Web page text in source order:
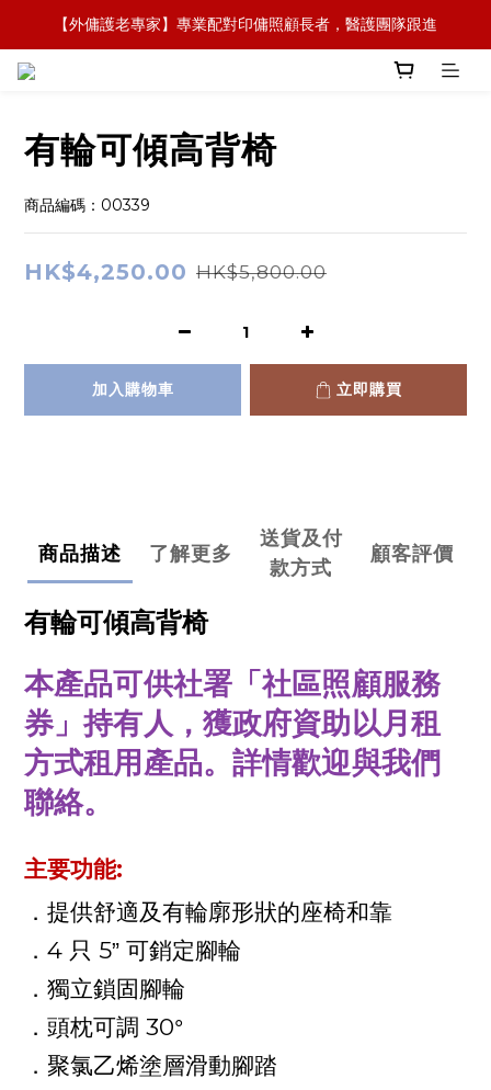
【全新概念】長者護理復康用品，可租可買，彈性選擇
【外傭護老專家】專業配對印傭照顧長者，醫護團隊跟進
【政府資助】善用社區照顧服務券，上門服務及租用產品
有輪可傾高背椅
商品編碼：00339
HK$4,250.00 HK$5,800.00
加入購物車 立即購買
商品描述 了解更多
送貨及付
款方式
顧客評價
有輪可傾高背椅
本產品可供社署「社區照顧服務
券」持有人，獲政府資助以月租
方式租用產品。詳情歡迎與我們
聯絡。
主要功能:
．提供舒適及有輪廓形狀的座椅和靠
． 4 只 5” 可銷定腳輪
．獨立鎖固腳輪
．頭枕可調 30°
．聚氯乙烯塗層滑動腳踏